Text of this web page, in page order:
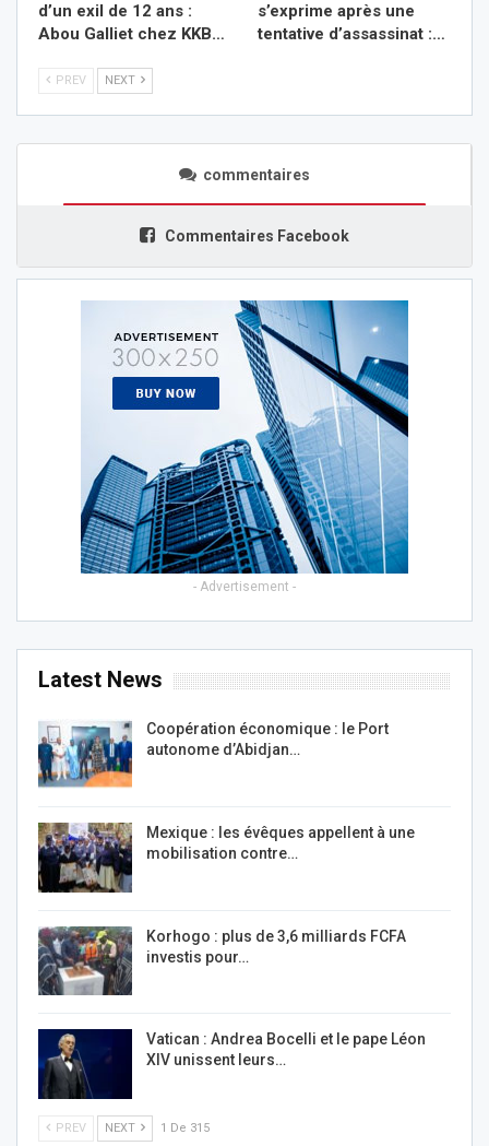
d’un exil de 12 ans :
Abou Galliet chez KKB…
s’exprime après une
tentative d’assassinat :…
PREV NEXT
commentaires
Commentaires Facebook
- Advertisement -
Latest News
Coopération économique : le Port
autonome d’Abidjan…
Mexique : les évêques appellent à une
mobilisation contre…
Korhogo : plus de 3,6 milliards FCFA
investis pour…
Vatican : Andrea Bocelli et le pape Léon
XIV unissent leurs…
PREV NEXT 1 De 315